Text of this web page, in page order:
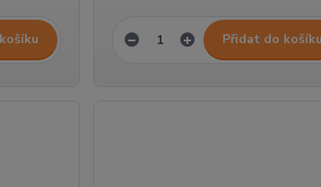
Přidat do košíku